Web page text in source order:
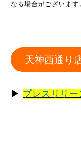
なる場合がございます
天神西通り
▶ プレスリリ